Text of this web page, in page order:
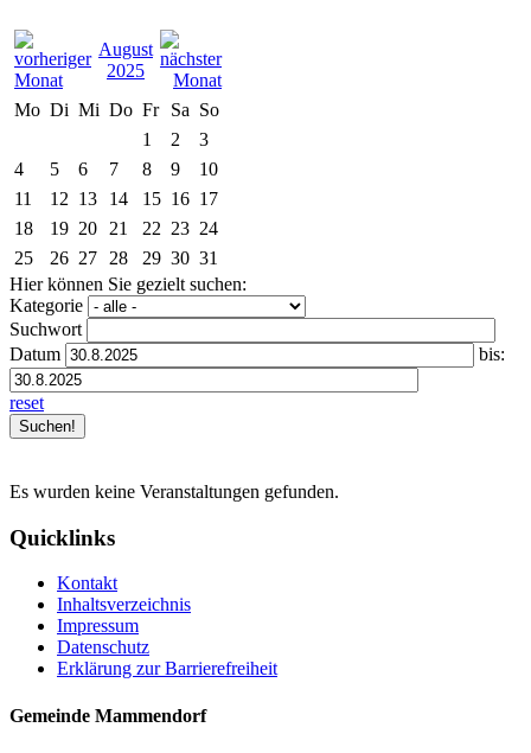
August
2025
Mo Di Mi Do Fr Sa So
1
2
3
4
5 6 7 8 9
10
11
12 13 14 15 16 17
18
19 20 21 22 23 24
25
26 27 28 29 30 31
Hier können Sie gezielt suchen:
Kategorie
Suchwort
Datum
bis:
reset
Es wurden keine Veranstaltungen gefunden.
Quicklinks
Kontakt
Inhaltsverzeichnis
Impressum
Datenschutz
Erklärung zur Barrierefreiheit
Gemeinde Mammendorf